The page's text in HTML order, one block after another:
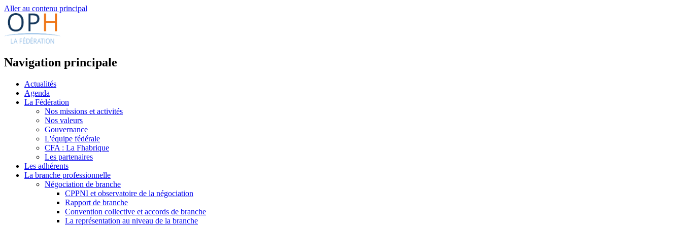
Aller au contenu principal
Navigation principale
Actualités
Agenda
La Fédération
Nos missions et activités
Nos valeurs
Gouvernance
L'équipe fédérale
CFA : La Fhabrique
Les partenaires
Les adhérents
La branche professionnelle
Négociation de branche
CPPNI et observatoire de la négociation
Rapport de branche
Convention collective et accords de branche
La représentation au niveau de la branche